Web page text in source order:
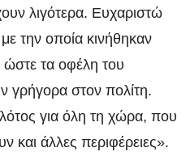
λιγότερα. Ευχαριστώ
με την οποία κινήθηκαν
ώστε τα οφέλη του
γρήγορα στον πολίτη.
για όλη τη χώρα, που
και άλλες περιφέρειες».